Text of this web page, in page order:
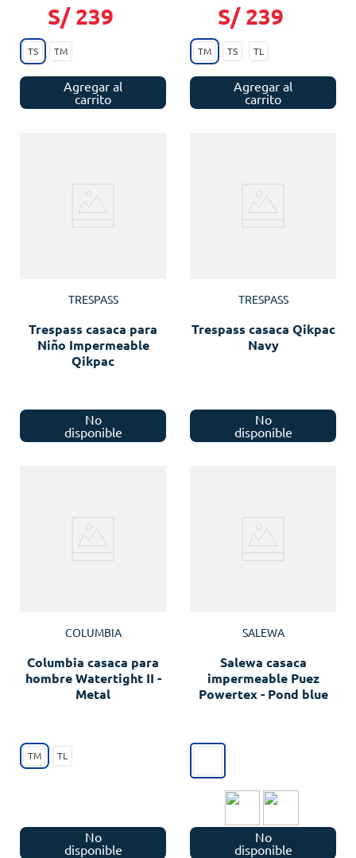
S/ 239
TS TM
Agregar al
carrito
S/ 239
TM TS TL
Agregar al
carrito
TRESPASS
Trespass casaca para
Niño Impermeable
Qikpac
No
disponible
TRESPASS
Trespass casaca Qikpac
Navy
No
disponible
COLUMBIA
Columbia casaca para
hombre Watertight II -
Metal
TM TL
No
disponible
SALEWA
Salewa casaca
impermeable Puez
Powertex - Pond blue
No
disponible